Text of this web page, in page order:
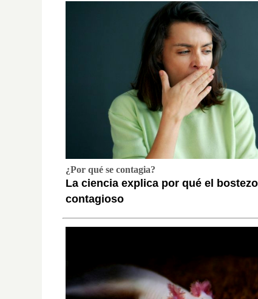
¿Por qué se contagia?
La ciencia explica por qué el
contagioso